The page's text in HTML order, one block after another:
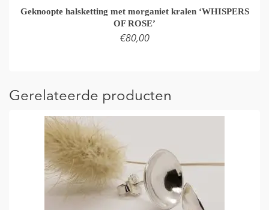
Geknoopte halsketting met morganiet kralen ‘WHISPERS
OF ROSE’
€80,00
Gerelateerde producten